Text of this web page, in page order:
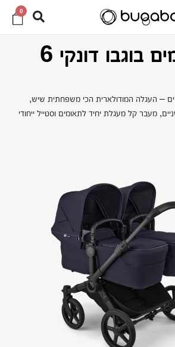
0
עגלת תאומים בוגבו דונקי 6
מעבר קל מעגלת יחיד לתאומים וסטייל ייחודי